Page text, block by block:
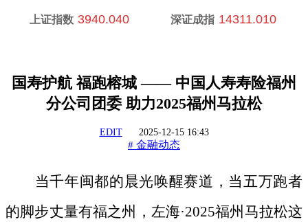
上证指数 3940.040 深证成指 14311.010
国寿护航 福跑榕城 —— 中国人寿寿险福州
分公司团委 助力2025福州马拉松
EDIT 2025-12-15 16:43
# 金融动态
当千年闽都的晨光唤醒赛道，当五万跑者
的脚步丈量有福之州，左海·2025福州马拉松这